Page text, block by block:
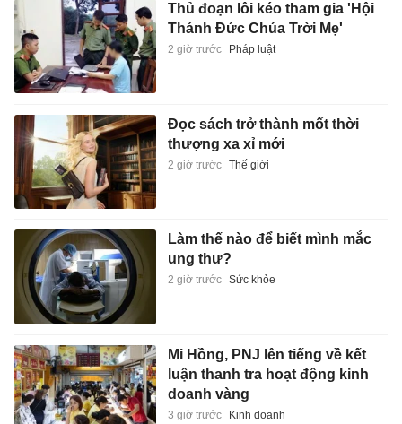
Thủ đoạn lôi kéo tham gia 'Hội
Thánh Đức Chúa Trời Mẹ'
2 giờ trước Pháp luật
Đọc sách trở thành mốt thời
thượng xa xỉ mới
2 giờ trước Thế giới
Làm thế nào để biết mình mắc
ung thư?
2 giờ trước Sức khỏe
Mi Hồng, PNJ lên tiếng về kết
luận thanh tra hoạt động kinh
doanh vàng
3 giờ trước Kinh doanh